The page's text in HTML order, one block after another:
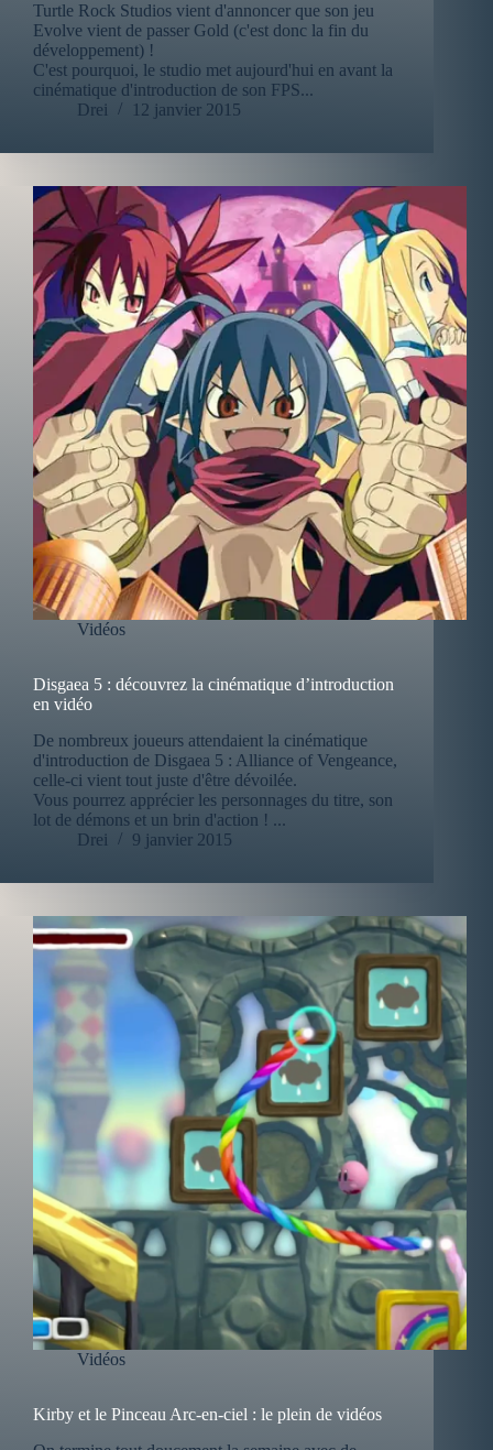
Turtle Rock Studios vient d'annoncer que son jeu
Evolve vient de passer Gold (c'est donc la fin du
développement) !
C'est pourquoi, le studio met aujourd'hui en avant la
cinématique d'introduction de son FPS...
Drei
12 janvier 2015
Vidéos
Disgaea 5 : découvrez la cinématique d’introduction
en vidéo
De nombreux joueurs attendaient la cinématique
d'introduction de Disgaea 5 : Alliance of Vengeance,
celle-ci vient tout juste d'être dévoilée.
Vous pourrez apprécier les personnages du titre, son
lot de démons et un brin d'action ! ...
Drei
9 janvier 2015
Vidéos
Kirby et le Pinceau Arc-en-ciel : le plein de vidéos